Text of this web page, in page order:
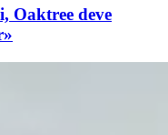
Oaktree deve